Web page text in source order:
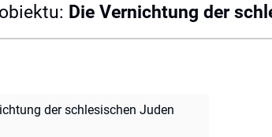
: Die Vernichtung der
der schlesischen Juden